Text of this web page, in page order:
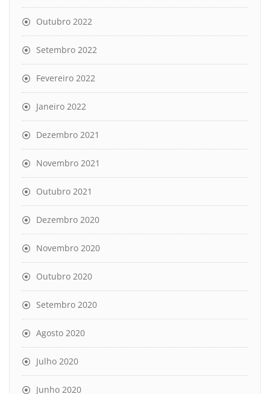
Outubro 2022
Setembro 2022
Fevereiro 2022
Janeiro 2022
Dezembro 2021
Novembro 2021
Outubro 2021
Dezembro 2020
Novembro 2020
Outubro 2020
Setembro 2020
Agosto 2020
Julho 2020
Junho 2020